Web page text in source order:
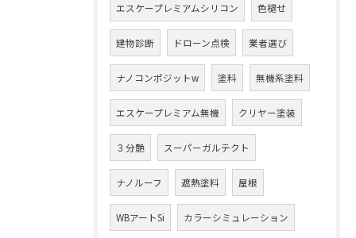
エスケープレミアムシリコン 色褪せ
建物診断 ドローン点検 業者選び
ナノコンポジットw 塗料 無機系塗料
エスケープレミアム無機 クリヤー塗装
３分艶 スーパーガルテクト
ナノルーフ 遮熱塗料 屋根
WBアートSi カラーシミュレーション